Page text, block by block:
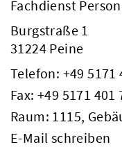
Fachdienst
Burgstraße 1
31224 Peine
Telefon: +49 5171
Fax: +49 5171 401
Raum: 1115,
E-Mail schreiben